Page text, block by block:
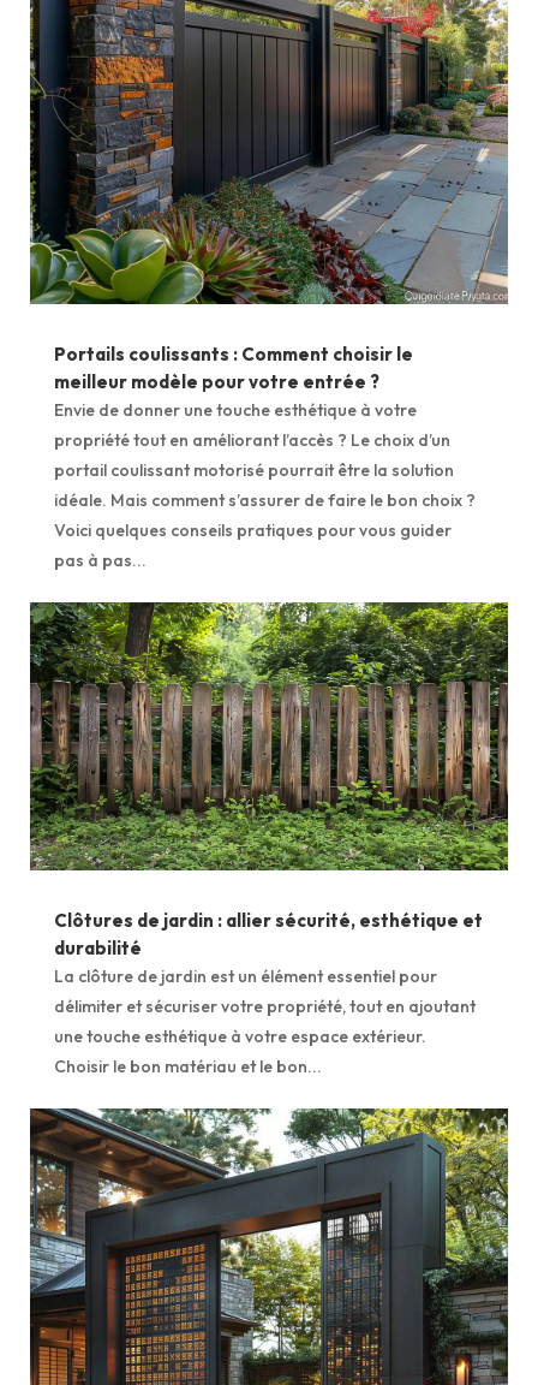
Portails coulissants : Comment choisir le
meilleur modèle pour votre entrée ?
Envie de donner une touche esthétique à votre
propriété tout en améliorant l’accès ? Le choix d’un
portail coulissant motorisé pourrait être la solution
idéale. Mais comment s’assurer de faire le bon choix ?
Voici quelques conseils pratiques pour vous guider
pas à pas...
Clôtures de jardin : allier sécurité, esthétique et
durabilité
La clôture de jardin est un élément essentiel pour
délimiter et sécuriser votre propriété, tout en ajoutant
une touche esthétique à votre espace extérieur.
Choisir le bon matériau et le bon...